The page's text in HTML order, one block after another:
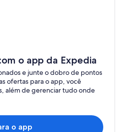
o app da Expedia
e junte o dobro de pontos
ofertas para o app, você
além de gerenciar tudo onde
o app